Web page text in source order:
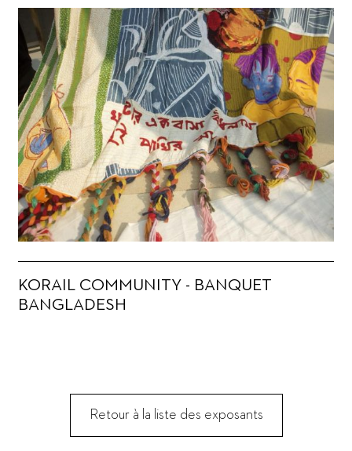
KORAIL COMMUNITY - BANQUET
BANGLADESH
Retour à la liste des exposants